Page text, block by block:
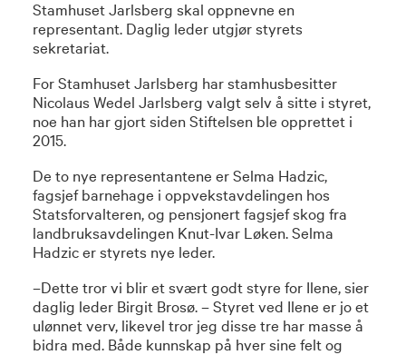
Stamhuset Jarlsberg skal oppnevne en
representant. Daglig leder utgjør styrets
sekretariat.
For Stamhuset Jarlsberg har stamhusbesitter
Nicolaus Wedel Jarlsberg valgt selv å sitte i styret,
noe han har gjort siden Stiftelsen ble opprettet i
2015.
De to nye representantene er Selma Hadzic,
fagsjef barnehage i oppvekstavdelingen hos
Statsforvalteren, og pensjonert fagsjef skog fra
landbruksavdelingen Knut-Ivar Løken. Selma
Hadzic er styrets nye leder.
–Dette tror vi blir et svært godt styre for Ilene, sier
daglig leder Birgit Brosø. – Styret ved Ilene er jo et
ulønnet verv, likevel tror jeg disse tre har masse å
bidra med. Både kunnskap på hver sine felt og